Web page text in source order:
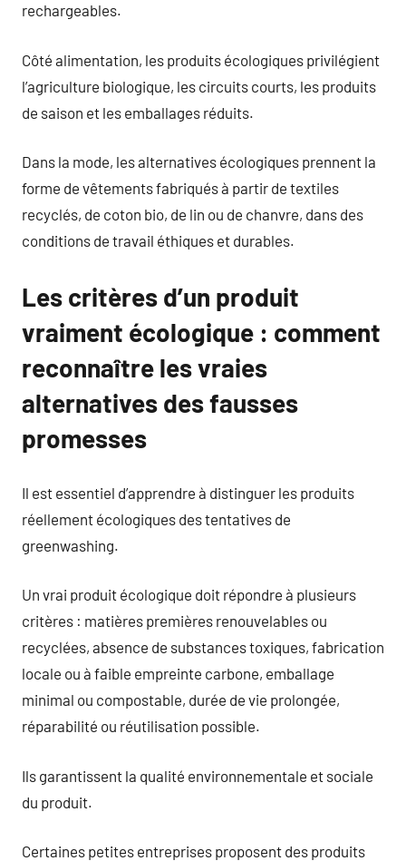
rechargeables.
Côté alimentation, les produits écologiques privilégient
l’agriculture biologique, les circuits courts, les produits
de saison et les emballages réduits.
Dans la mode, les alternatives écologiques prennent la
forme de vêtements fabriqués à partir de textiles
recyclés, de coton bio, de lin ou de chanvre, dans des
conditions de travail éthiques et durables.
Les critères d’un produit
vraiment écologique : comment
reconnaître les vraies
alternatives des fausses
promesses
Il est essentiel d’apprendre à distinguer les produits
réellement écologiques des tentatives de
greenwashing.
Un vrai produit écologique doit répondre à plusieurs
critères : matières premières renouvelables ou
recyclées, absence de substances toxiques, fabrication
locale ou à faible empreinte carbone, emballage
minimal ou compostable, durée de vie prolongée,
réparabilité ou réutilisation possible.
Ils garantissent la qualité environnementale et sociale
du produit.
Certaines petites entreprises proposent des produits